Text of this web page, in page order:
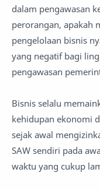
dalam pengawasan
perorangan, apakah
pengelolaan bisnis
yang negatif bagi
pengawasan
Bisnis selalu
kehidupan ekonomi
sejak awal
SAW sendiri pada
waktu yang cukup